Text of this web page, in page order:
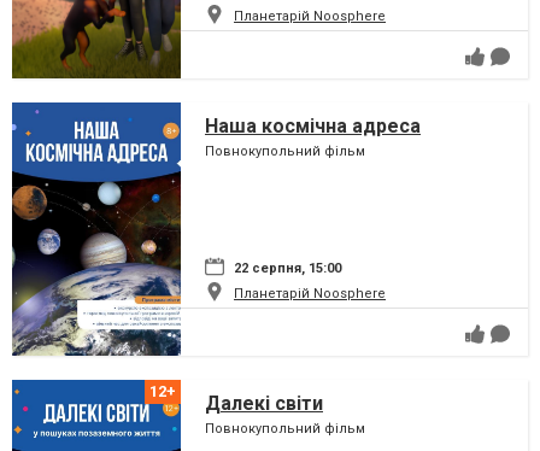
Планетарій Noosphere
Наша космічна адреса
Повнокупольний фільм
22 серпня, 15:00
Планетарій Noosphere
Далекі світи
Повнокупольний фільм